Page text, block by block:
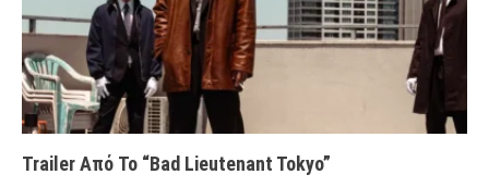
Trailer Από Το “Bad Lieutenant Tokyo”